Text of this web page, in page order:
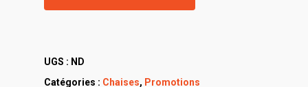
UGS : ND
Catégories : Chaises, Promotions